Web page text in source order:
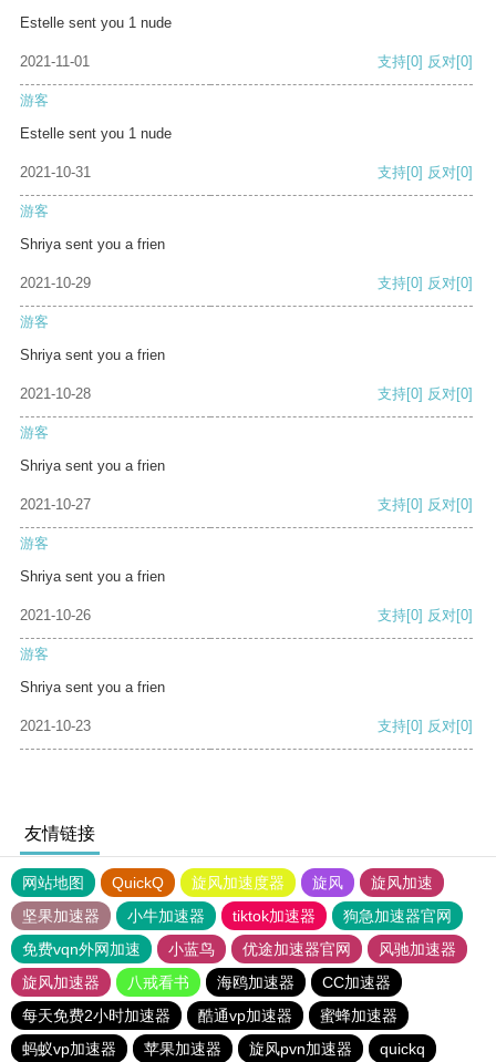
Estelle sent you 1 nude
2021-11-01 支持[0] 反对[0]
游客
Estelle sent you 1 nude
2021-10-31 支持[0] 反对[0]
游客
Shriya sent you a frien
2021-10-29 支持[0] 反对[0]
游客
Shriya sent you a frien
2021-10-28 支持[0] 反对[0]
游客
Shriya sent you a frien
2021-10-27 支持[0] 反对[0]
游客
Shriya sent you a frien
2021-10-26 支持[0] 反对[0]
游客
Shriya sent you a frien
2021-10-23 支持[0] 反对[0]
友情链接
网站地图 QuickQ 旋风加速度器 旋风
旋风加速
坚果加速器
小牛加速器 tiktok加速器
狗急加速器官网
免费vqn外网加速
小蓝鸟 优途加速器官网
风驰加速器
旋风加速器
八戒看书 海鸥加速器
CC加速器
每天免费2小时加速器
酷通vp加速器
蜜蜂加速器
蚂蚁vp加速器
苹果加速器 旋风pvn加速器 quickq